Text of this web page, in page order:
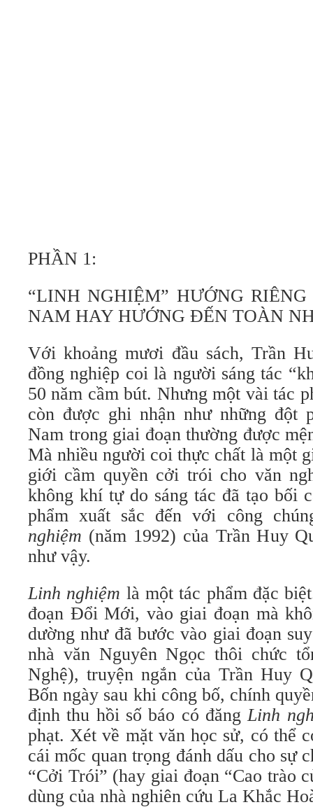
PHẦN 1:
“LINH NGHIỆM” HƯỚNG
NAM HAY HƯỚNG ĐẾN TOÀN
Với khoảng mươi đầu sách, Trần
đồng nghiệp coi là người sáng tác
50 năm cầm bút. Nhưng một vài tác
còn được ghi nhận như những đột
Nam trong giai đoạn thường được
Mà nhiều người coi thực chất là một
giới cầm quyền cởi trói cho văn
không khí tự do sáng tác đã tạo bối
phẩm xuất sắc đến với công
nghiệm (năm 1992) của Trần Huy
như vậy.
Linh nghiệm là một tác phẩm đặc
đoạn Đổi Mới, vào giai đoạn mà
dường như đã bước vào giai đoạn
nhà văn Nguyên Ngọc thôi chức
Nghệ), truyện ngắn của Trần Huy
Bốn ngày sau khi công bố, chính
định thu hồi số báo có đăngLinh
phạt. Xét về mặt văn học sử, có thể
cái mốc quan trọng đánh dấu cho sự
“Cởi Trói” (hay giai đoạn “Cao trào
dùng của nhà nghiên cứu La Khắc